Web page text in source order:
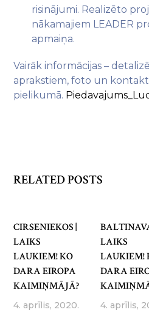
risinājumi. Realizēto
nākamajiem LEADER
apmaiņa.
Vairāk informācijas –
aprakstiem, foto un
pielikumā.
RELATED POSTS
CIRSENIEKOS |
LAIKS
LAUKIEM! KO
DARA EIROPA
KAIMIŅMĀJĀ?
4. aprīlis, 2020.
LAIKS
LAUKIEM!
DARA
4. aprīlis,